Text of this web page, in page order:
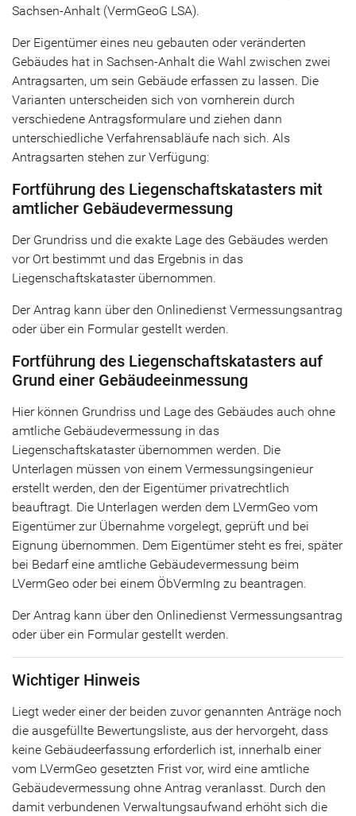
Sachsen-Anhalt (VermGeoG LSA).
Der Eigentümer eines neu gebauten oder veränderten
Gebäudes hat in Sachsen-Anhalt die Wahl zwischen zwei
Antragsarten, um sein Gebäude erfassen zu lassen. Die
Varianten unterscheiden sich von vornherein durch
verschiedene Antragsformulare und ziehen dann
unterschiedliche Verfahrensabläufe nach sich. Als
Antragsarten stehen zur Verfügung:
Fortführung des Liegenschaftskatasters mit
amtlicher Gebäudevermessung
Der Grundriss und die exakte Lage des Gebäudes werden
vor Ort bestimmt und das Ergebnis in das
Liegenschaftskataster übernommen.
Der Antrag kann über den Onlinedienst Vermessungsantrag
oder über ein Formular gestellt werden.
Fortführung des Liegenschaftskatasters auf
Grund einer Gebäudeeinmessung
Hier können Grundriss und Lage des Gebäudes auch ohne
amtliche Gebäudevermessung in das
Liegenschaftskataster übernommen werden. Die
Unterlagen müssen von einem Vermessungsingenieur
erstellt werden, den der Eigentümer privatrechtlich
beauftragt. Die Unterlagen werden dem LVermGeo vom
Eigentümer zur Übernahme vorgelegt, geprüft und bei
Eignung übernommen. Dem Eigentümer steht es frei, später
bei Bedarf eine amtliche Gebäudevermessung beim
LVermGeo oder bei einem ÖbVermIng zu beantragen.
Der Antrag kann über den Onlinedienst Vermessungsantrag
oder über ein Formular gestellt werden.
Wichtiger Hinweis
Liegt weder einer der beiden zuvor genannten Anträge noch
die ausgefüllte Bewertungsliste, aus der hervorgeht, dass
keine Gebäudeerfassung erforderlich ist, innerhalb einer
vom LVermGeo gesetzten Frist vor, wird eine amtliche
Gebäudevermessung ohne Antrag veranlasst. Durch den
damit verbundenen Verwaltungsaufwand erhöht sich die